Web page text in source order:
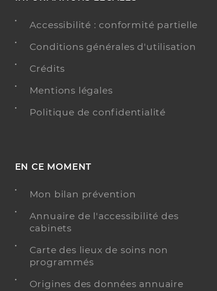
Accessibilité : conformité partielle
Conditions générales d'utilisation
Crédits
Mentions légales
Politique de confidentialité
EN CE MOMENT
Mon bilan prévention
Annuaire de l'accessibilité des
cabinets
Carte des lieux de soins non
programmés
Origines des données annuaire